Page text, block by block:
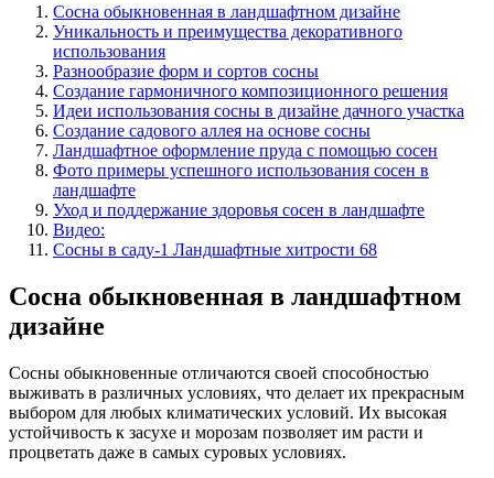
Сосна обыкновенная в ландшафтном дизайне
Уникальность и преимущества декоративного
использования
Разнообразие форм и сортов сосны
Создание гармоничного композиционного решения
Идеи использования сосны в дизайне дачного участка
Создание садового аллея на основе сосны
Ландшафтное оформление пруда с помощью сосен
Фото примеры успешного использования сосен в
ландшафте
Уход и поддержание здоровья сосен в ландшафте
Видео:
Сосны в саду-1 Ландшафтные хитрости 68
Сосна обыкновенная в ландшафтном
дизайне
Сосны обыкновенные отличаются своей способностью
выживать в различных условиях, что делает их прекрасным
выбором для любых климатических условий. Их высокая
устойчивость к засухе и морозам позволяет им расти и
процветать даже в самых суровых условиях.